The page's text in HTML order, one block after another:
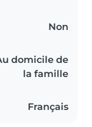
Non
domicile de
la famille
Français